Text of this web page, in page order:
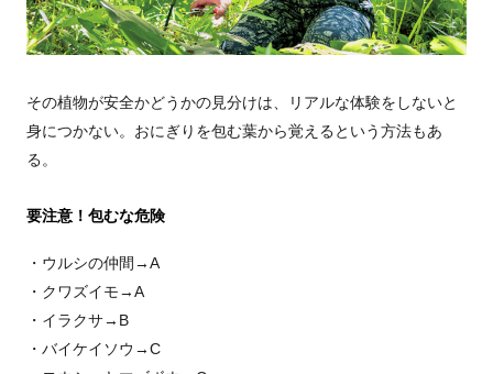
その植物が安全かどうかの見分けは、リアルな体験をしないと
身につかない。おにぎりを包む葉から覚えるという方法もあ
る。
要注意！包むな危険
・ウルシの仲間→A
・クワズイモ→A
・イラクサ→B
・バイケイソウ→C